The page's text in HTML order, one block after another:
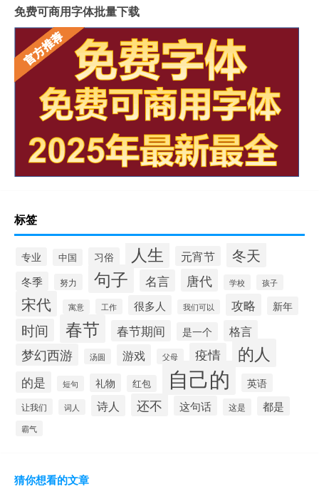
免费可商用字体批量下载
标签
专业 中国 习俗 人生 元宵节 冬天
冬季 努力 句子 名言 唐代 学校 孩子
宋代 寓意 工作 很多人 我们可以 攻略 新年
时间 春节 春节期间 是一个 格言
梦幻西游 汤圆 游戏 父母 疫情 的人
的是 短句 礼物 红包 自己的 英语
让我们 词人 诗人 还不 这句话 这是 都是
霸气
猜你想看的文章